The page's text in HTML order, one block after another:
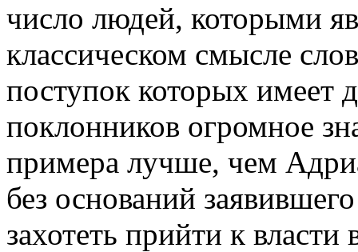
число людей, которыми
классическом смысле
поступок которых имеет
поклонников огромное
примера лучше, чем
без оснований
захотеть прийти к